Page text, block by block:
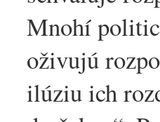
Mnohí
oživujú
ilúziu ich